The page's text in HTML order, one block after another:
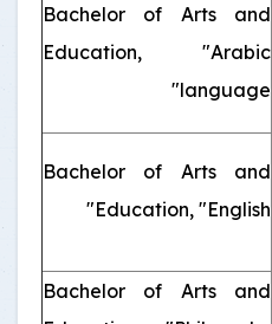
Bachelor of Arts and
Education, "Arabic
language"
Bachelor of Arts and
Education, "English"
Bachelor of Arts and